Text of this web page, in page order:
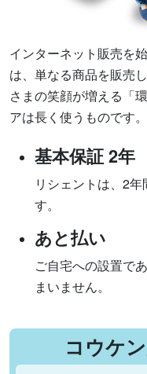
インターネット販売を
は、単なる商品を販売
さまの笑顔が増える「
アは長く使うものです
基本保証 2年
リシェントは、2
す。
あと払い
ご自宅への設置で
まいません。
コウケ